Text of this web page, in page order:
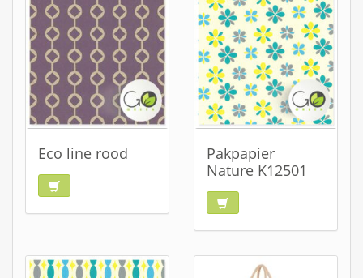
Eco line rood
Pakpapier
Nature K12501